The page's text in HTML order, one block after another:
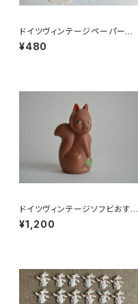
ドイツヴィンテージペーパーコ
ースター8枚組●HO
¥480
ドイツヴィンテージソフビおすま
しネコ？32
¥1,200